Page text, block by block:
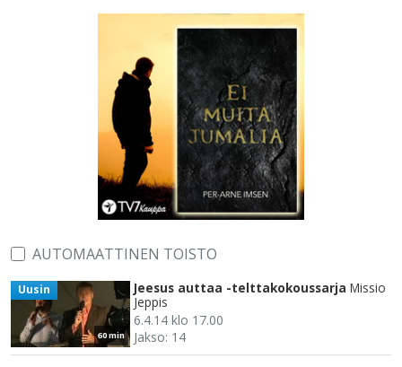
AUTOMAATTINEN TOISTO
60 min
Uusin Jeesus auttaa -telttakokoussarja Missio
Jeppis
6.4.14 klo 17.00
Jakso: 14